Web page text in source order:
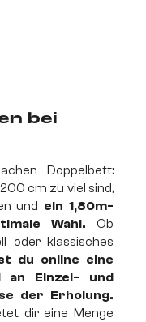
bei
Doppelbett:
cm zu viel sind,
und ein 1,80m-
Wahl. Ob
oder klassisches
du online eine
an Einzel- und
der Erholung.
dir eine Menge